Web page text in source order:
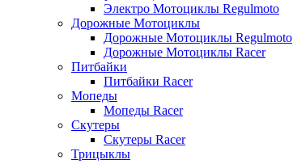
Электро Мотоциклы Regulmoto
Дорожные Мотоциклы
Дорожные Мотоциклы Regulmoto
Дорожные Мотоциклы Racer
Питбайки
Питбайки Racer
Мопеды
Мопеды Racer
Скутеры
Скутеры Racer
Трицыклы